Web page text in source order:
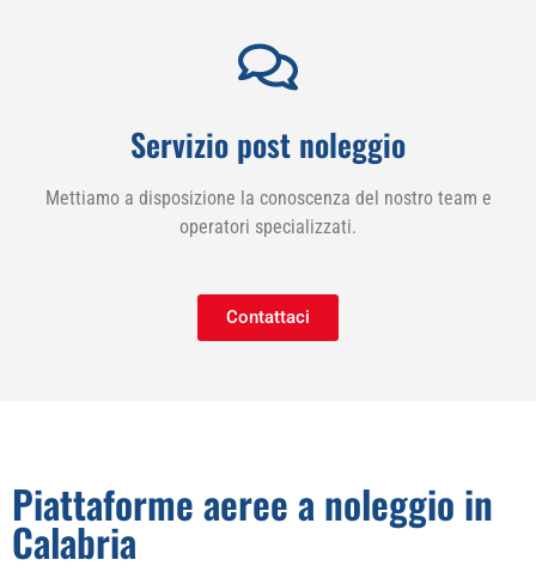
Servizio post noleggio
Mettiamo a disposizione la conoscenza del nostro team e
operatori specializzati.
Contattaci
Piattaforme aeree a noleggio in
Calabria